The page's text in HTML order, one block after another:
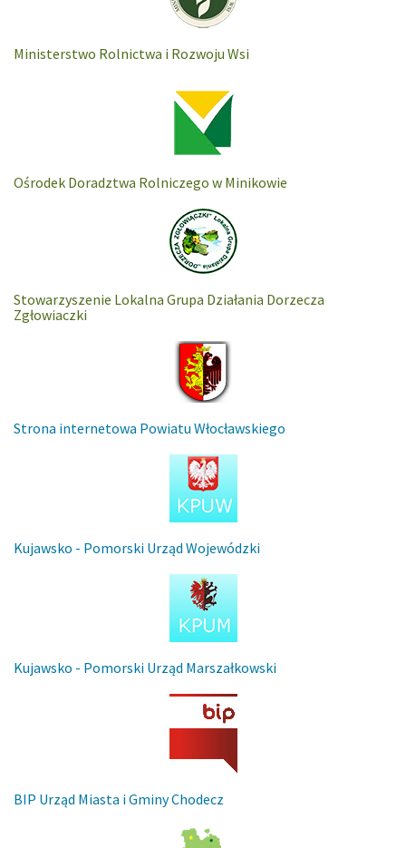
Ministerstwo Rolnictwa i Rozwoju Wsi
Ośrodek Doradztwa Rolniczego w Minikowie
Stowarzyszenie Lokalna Grupa Działania Dorzecza
Zgłowiaczki
Strona internetowa Powiatu Włocławskiego
Kujawsko - Pomorski Urząd Wojewódzki
Kujawsko - Pomorski Urząd Marszałkowski
BIP Urząd Miasta i Gminy Chodecz